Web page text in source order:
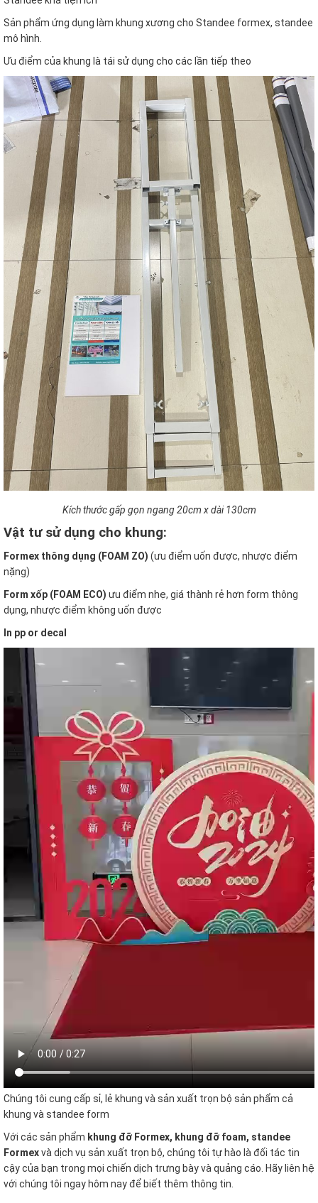
Sản phẩm ứng dụng làm khung xương cho Standee formex, standee
mô hình.
Ưu điểm của khung là tái sử dụng cho các lần tiếp theo
Kích thước gấp gọn ngang 20cm x dài 130cm
Vật tư sử dụng cho khung:
Formex thông dụng (FOAM ZO) (ưu điểm uốn được, nhược điểm
nặng)
Form xốp (FOAM ECO) ưu điểm nhẹ, giá thành rẻ hơn form thông
dụng, nhược điểm không uốn được
In pp or decal
Chúng tôi cung cấp sỉ, lẻ khung và sản xuất trọn bộ sản phẩm cả
khung và standee form
Với các sản phẩm khung đỡ Formex, khung đỡ foam, standee
Formexvà dịch vụ sản xuất trọn bộ, chúng tôi tự hào là đối tác tin
cậy của bạn trong mọi chiến dịch trưng bày và quảng cáo. Hãy liên hệ
với chúng tôi ngay hôm nay để biết thêm thông tin.